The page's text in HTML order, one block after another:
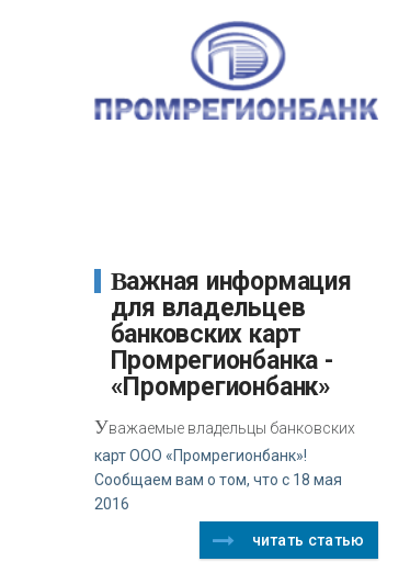
Важная информация
для владельцев
банковских карт
Промрегионбанка -
«Промрегионбанк»
Уважаемые владельцы банковских
карт ООО «Промрегионбанк»!
Сообщаем вам о том, что с 18 мая
2016
читать статью